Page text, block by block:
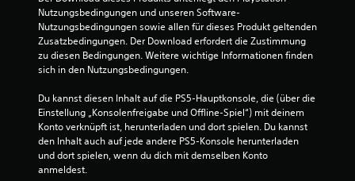
Nutzungsbedingungen und unseren Software-
Nutzungsbedingungen sowie allen für dieses Produkt geltenden
Zusatzbedingungen. Der Download erfordert die Zustimmung
zu diesen Bedingungen. Weitere wichtige Informationen finden
sich in den Nutzungsbedingungen.
Du kannst diesen Inhalt auf die PS5-Hauptkonsole, die (über die
Einstellung „Konsolenfreigabe und Offline-Spiel“) mit deinem
Konto verknüpft ist, herunterladen und dort spielen. Du kannst
den Inhalt auch auf jede andere PS5-Konsole herunterladen
und dort spielen, wenn du dich mit demselben Konto
anmeldest.